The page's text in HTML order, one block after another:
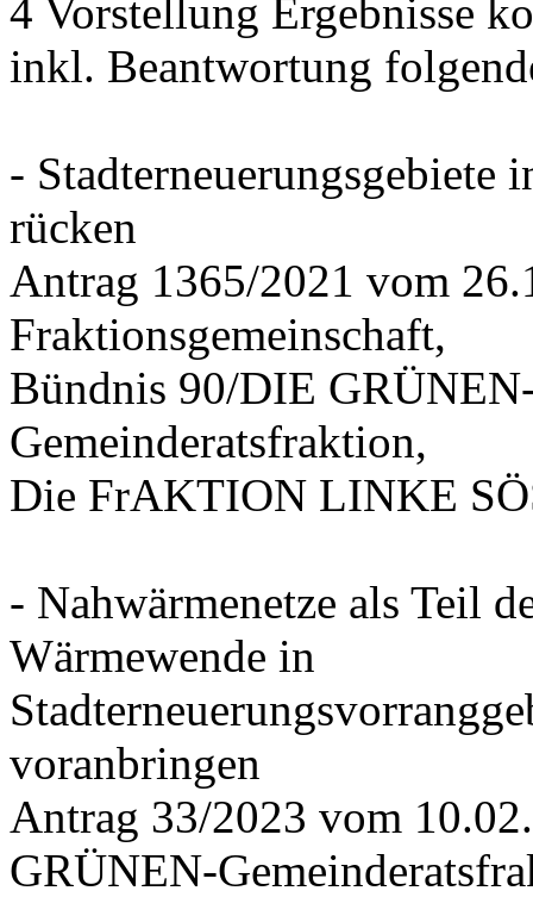
4 Vorstellung Ergebnisse
inkl. Beantwortung
- Stadterneuerungsgebiete
rücken
Antrag 1365/2021 vom
Fraktionsgemeinschaft,
Bündnis 90/DIE
Gemeinderatsfraktion,
Die FrAKTION LINKE
- Nahwärmenetze als Teil
Wärmewende in
voranbringen
Antrag 33/2023 vom
GRÜNEN-